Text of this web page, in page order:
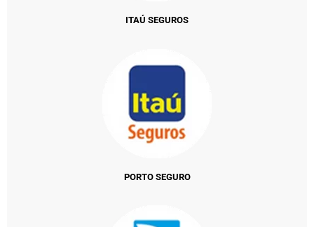
ITAÚ SEGUROS
PORTO SEGURO